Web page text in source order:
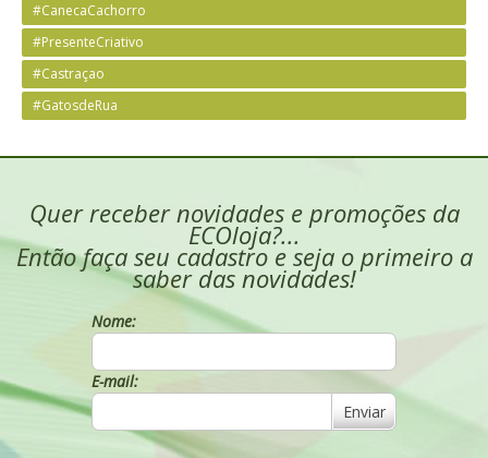
#CanecaCachorro
#PresenteCriativo
#Castraçao
#GatosdeRua
Quer receber novidades e promoções da
ECOloja?...
Então faça seu cadastro e seja o primeiro a
saber das novidades!
Nome:
E-mail:
Enviar